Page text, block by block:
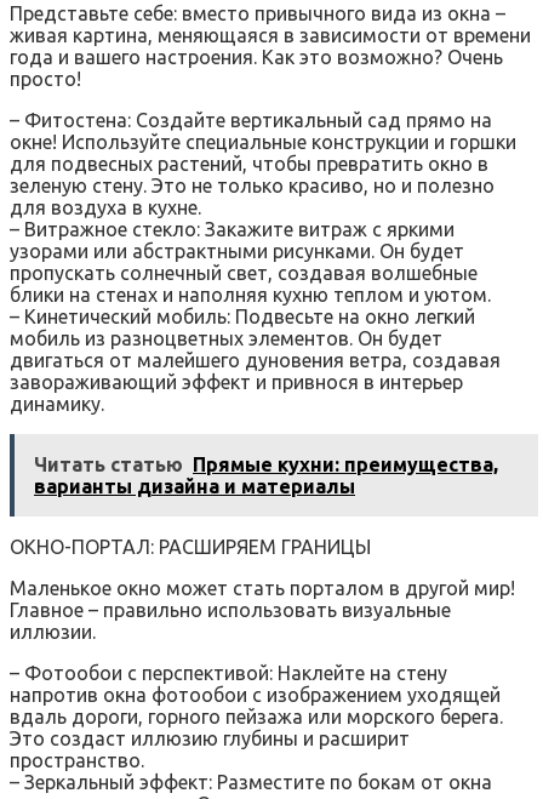
Представьте себе: вместо привычного вида из окна –
живая картина, меняющаяся в зависимости от времени
года и вашего настроения. Как это возможно? Очень
просто!
– Фитостена: Создайте вертикальный сад прямо на
окне! Используйте специальные конструкции и горшки
для подвесных растений, чтобы превратить окно в
зеленую стену. Это не только красиво, но и полезно
для воздуха в кухне.
– Витражное стекло: Закажите витраж с яркими
узорами или абстрактными рисунками. Он будет
пропускать солнечный свет, создавая волшебные
блики на стенах и наполняя кухню теплом и уютом.
– Кинетический мобиль: Подвесьте на окно легкий
мобиль из разноцветных элементов. Он будет
двигаться от малейшего дуновения ветра, создавая
завораживающий эффект и привнося в интерьер
динамику.
Читать статью Прямые кухни: преимущества,
варианты дизайна и материалы
ОКНО-ПОРТАЛ: РАСШИРЯЕМ ГРАНИЦЫ
Маленькое окно может стать порталом в другой мир!
Главное – правильно использовать визуальные
иллюзии.
– Фотообои с перспективой: Наклейте на стену
напротив окна фотообои с изображением уходящей
вдаль дороги, горного пейзажа или морского берега.
Это создаст иллюзию глубины и расширит
пространство.
– Зеркальный эффект: Разместите по бокам от окна